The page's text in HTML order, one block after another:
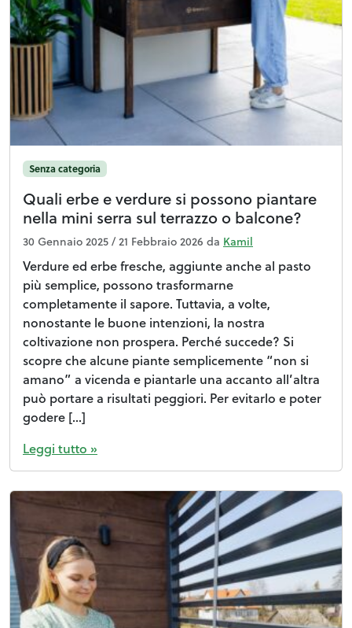
Senza categoria
Quali erbe e verdure si possono piantare
nella mini serra sul terrazzo o balcone?
30 Gennaio 2025 / 21 Febbraio 2026 da Kamil
Verdure ed erbe fresche, aggiunte anche al pasto
più semplice, possono trasformarne
completamente il sapore. Tuttavia, a volte,
nonostante le buone intenzioni, la nostra
coltivazione non prospera. Perché succede? Si
scopre che alcune piante semplicemente “non si
amano” a vicenda e piantarle una accanto all’altra
può portare a risultati peggiori. Per evitarlo e poter
godere […]
Leggi tutto »